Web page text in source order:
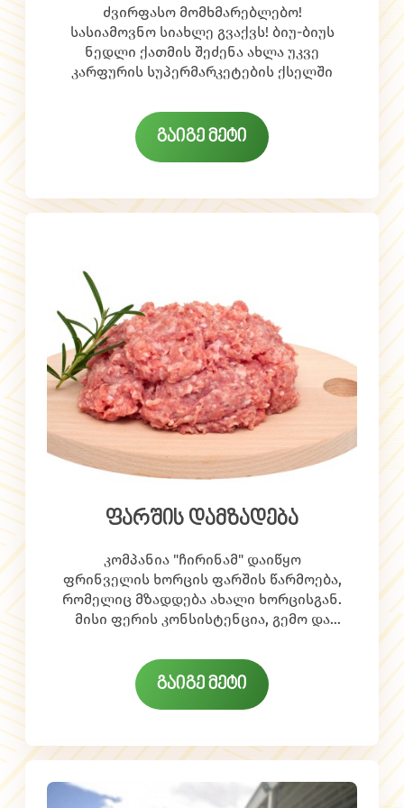
ძვირფასო მომხმარებლებო!
სასიამოვნო სიახლე გვაქვს! ბიუ-ბიუს
ნედლი ქათმის შეძენა ახლა უკვე
კარფურის სუპერმარკეტების ქსელში
პროდუქცია, რომლის წარმოებაც
სრულად ხდება საქართველოში.
აღსანიშნავია, რომ ნედლი პროდუქცია
ჰორმონულ დანამატებს, მისი მიღება
გაიგე მეტი
ფარშის დამზადება
კომპანია "ჩირინამ" დაიწყო
ფრინველის ხორცის ფარშის წარმოება,
რომელიც მზადდება ახალი ხორცისგან.
მისი ფერის კონსისტენცია, გემო და
(ტენიანობა, ცილები, ცხიმები) სრულად
აკმაყოფილებს სტანდარტებს. ახალი
ფარში მომხმარებელს მიეწოდება
ფართოდ გამოიყენება ბავშვების,
ასევე აპრობირებულია დიეტოლოგების
გაიგე მეტი